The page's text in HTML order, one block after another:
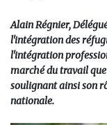
Alain Régnier,
l'intégration des
l'intégration
marché du travail
soulignant ainsi son
nationale.